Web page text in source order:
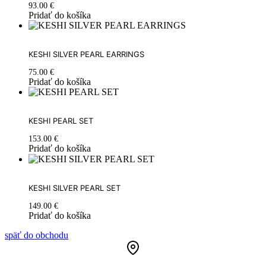
93.00 €
Pridať do košíka
KESHI SILVER PEARL EARRINGS
75.00 €
Pridať do košíka
KESHI PEARL SET
153.00 €
Pridať do košíka
KESHI SILVER PEARL SET
149.00 €
Pridať do košíka
späť do obchodu